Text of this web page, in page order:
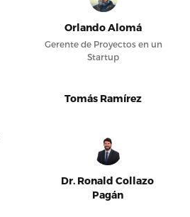
Orlando Alomá
Gerente de Proyectos en un
Startup
Tomás Ramírez
Dr. Ronald Collazo
Pagán